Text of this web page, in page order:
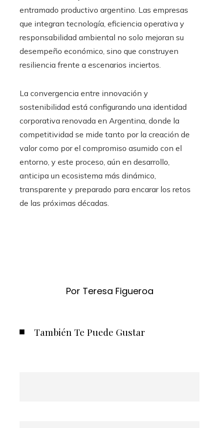
entramado productivo argentino. Las empresas
que integran tecnología, eficiencia operativa y
responsabilidad ambiental no solo mejoran su
desempeño económico, sino que construyen
resiliencia frente a escenarios inciertos.
La convergencia entre innovación y
sostenibilidad está configurando una identidad
corporativa renovada en Argentina, donde la
competitividad se mide tanto por la creación de
valor como por el compromiso asumido con el
entorno, y este proceso, aún en desarrollo,
anticipa un ecosistema más dinámico,
transparente y preparado para encarar los retos
de las próximas décadas.
Por Teresa Figueroa
También Te Puede Gustar